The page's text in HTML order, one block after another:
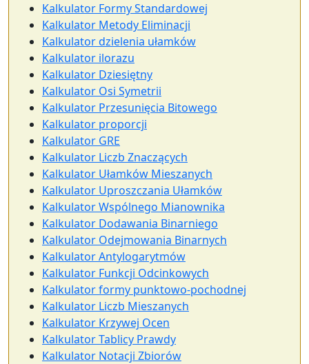
Kalkulator Formy Standardowej
Kalkulator Metody Eliminacji
Kalkulator dzielenia ułamków
Kalkulator ilorazu
Kalkulator Dziesiętny
Kalkulator Osi Symetrii
Kalkulator Przesunięcia Bitowego
Kalkulator proporcji
Kalkulator GRE
Kalkulator Liczb Znaczących
Kalkulator Ułamków Mieszanych
Kalkulator Uproszczania Ułamków
Kalkulator Wspólnego Mianownika
Kalkulator Dodawania Binarniego
Kalkulator Odejmowania Binarnych
Kalkulator Antylogarytmów
Kalkulator Funkcji Odcinkowych
Kalkulator formy punktowo-pochodnej
Kalkulator Liczb Mieszanych
Kalkulator Krzywej Ocen
Kalkulator Tablicy Prawdy
Kalkulator Notacji Zbiorów